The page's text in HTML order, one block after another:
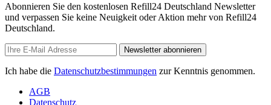
Abonnieren Sie den kostenlosen Refill24 Deutschland Newsletter
und verpassen Sie keine Neuigkeit oder Aktion mehr von Refill24
Deutschland.
Newsletter abonnieren
Ich habe die Datenschutzbestimmungen zur Kenntnis genommen.
AGB
Datenschutz